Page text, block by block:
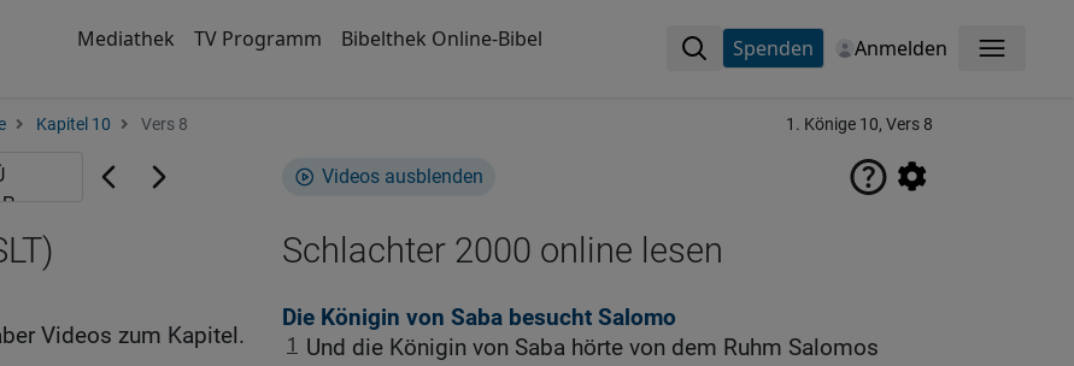
Mediathek TV Programm Bibelthek Online-Bibel Spenden Anmelden Menü
Kapitel 10 Vers 8 1. Könige 10, Vers 8
Videos ausblenden
Schlachter 2000 online lesen
Die Königin von Saba besucht Salomo
1
Und die Königin von Saba hörte von dem Ruhm Salomos
Videos zum Kapitel.